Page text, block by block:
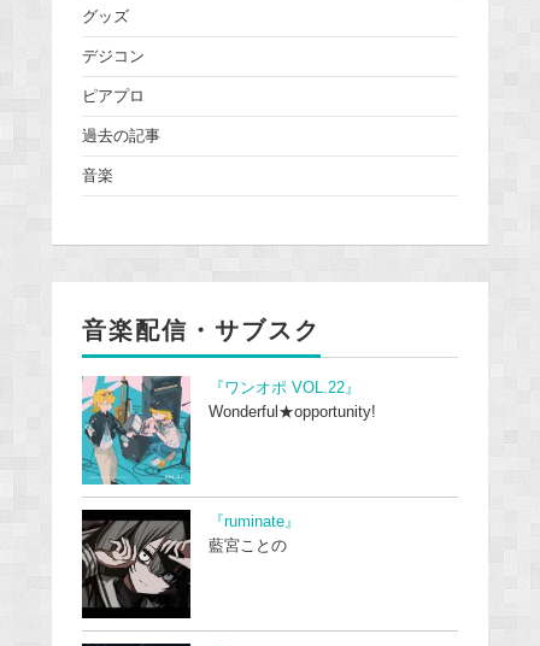
グッズ
デジコン
ピアプロ
過去の記事
音楽
音楽配信・サブスク
『ワンオポ VOL.22』
Wonderful★opportunity!
『ruminate』
藍宮ことの